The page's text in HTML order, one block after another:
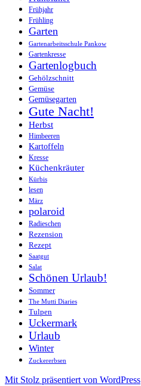
Frühjahr
Frühling
Garten
Gartenarbeitsschule Pankow
Gartenkresse
Gartenlogbuch
Gehölzschnitt
Gemüse
Gemüsegarten
Gute Nacht!
Herbst
Himbeeren
Kartoffeln
Kresse
Küchenkräuter
Kürbis
lesen
März
polaroid
Radieschen
Rezension
Rezept
Saatgut
Salat
Schönen Urlaub!
Sommer
The Mutti Diaries
Tulpen
Uckermark
Urlaub
Winter
Zuckererbsen
Mit Stolz präsentiert von WordPress